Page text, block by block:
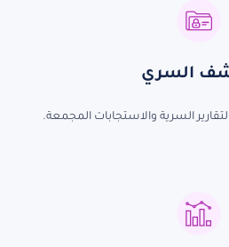
السري
السرية والاستجابات المجمعة.